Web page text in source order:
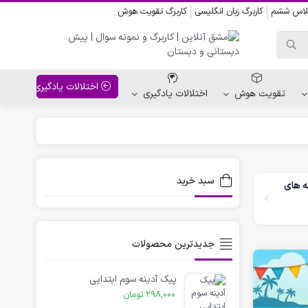
ششم کاربرگ زبان انگلیسی کاربرگ تقویت هوش
کاربرگ نقاشی نشانه ها
کاربرگ مناسبت ها
تقویت هوش اختلالات یادگیری اختلالات یادگیری
های سبد خرید
جدیدترین محصولات
پیک آدینه سوم ابتدایی
298,000 تومان